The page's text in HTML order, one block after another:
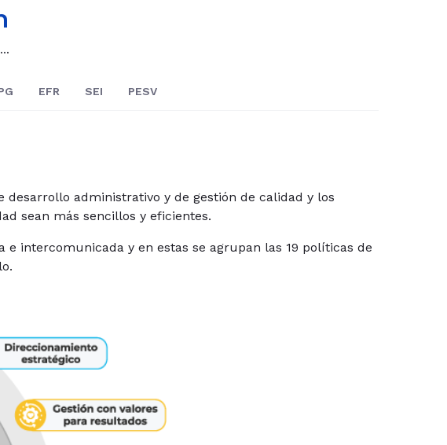
Modelo Integrado de Planeación y Gestión
EFR SEI PESV
desarrollo administrativo y de gestión de calidad y los
sean más sencillos y eficientes.
intercomunicada y en estas se agrupan las 19 políticas de